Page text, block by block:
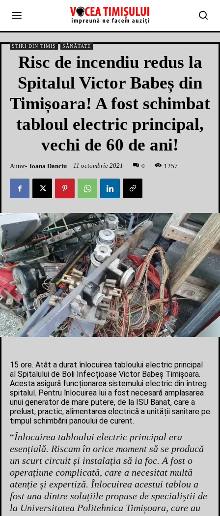
ȘTIRI DIN TIMIȘ SĂNĂTATE
Risc de incendiu redus la
Spitalul Victor Babeș din
Timișoara! A fost schimbat
tabloul electric principal,
vechi de 60 de ani!
Autor- Ioana Danciu 11 octombrie 2021 0 1 257
15 ore. Atât a durat înlocuirea tabloului electric principal
al Spitalului de Boli Infecțioase Victor Babeș Timișoara.
Acesta asigură funcționarea sistemului electric din întreg
spitalul. Pentru înlocuirea lui a fost necesară amplasarea
unui generator de mare putere, de la ISU Banat, care a
preluat, practic, alimentarea electrică a unității sanitare pe
timpul schimbării panoului de curent.
“Înlocuirea tabloului electric principal era
esențială. Riscam în orice moment să se producă
un scurt circuit și instalația să ia foc. A fost o
operațiune complicată, care a necesitat multă
atenție și expertiză. Înlocuirea acestui tablou a
fost una dintre soluțiile propuse de specialiștii de
la Universitatea Politehnica Timișoara, care au